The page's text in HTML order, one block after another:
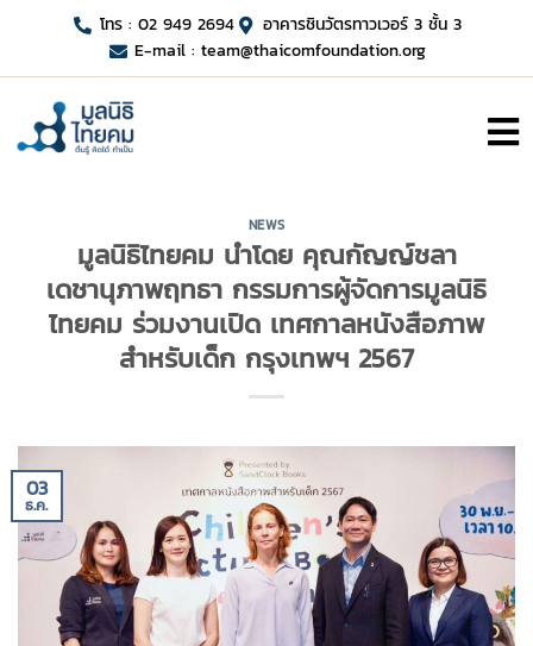
โทร : 02 949 2694
อาคารชินวัตรทาวเวอร์ 3 ชั้น 3
E-mail :team@thaicomfoundation.org
NEWS
มูลนิธิไทยคม นำโดย คุณกัญญ์ชลา
เดชานุภาพฤทธา กรรมการผู้จัดการมูลนิธิ
ไทยคม ร่วมงานเปิด เทศกาลหนังสือภาพ
สำหรับเด็ก กรุงเทพฯ 2567
03
ธ.ค.